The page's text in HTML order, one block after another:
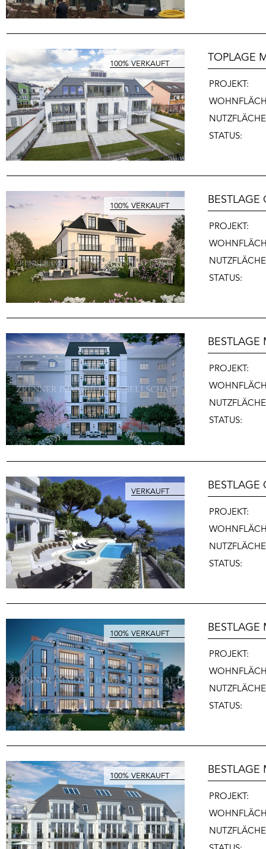
TOPLAGE
PROJEKT:
STATUS:
BESTLAGE
PROJEKT:
STATUS:
BESTLAGE
PROJEKT:
STATUS:
BESTLAGE
PROJEKT:
STATUS:
PROJEKT:
STATUS:
PROJEKT: